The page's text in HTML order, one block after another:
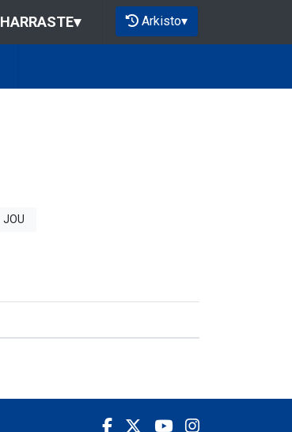
HARRASTE▾ Arkisto▾
JOU